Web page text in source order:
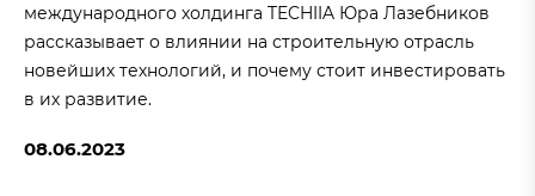
международного холдинга TECHIIA Юра Лазебников
рассказывает о влиянии на строительную отрасль
новейших технологий, и почему стоит инвестировать
в их развитие.
08.06.2023